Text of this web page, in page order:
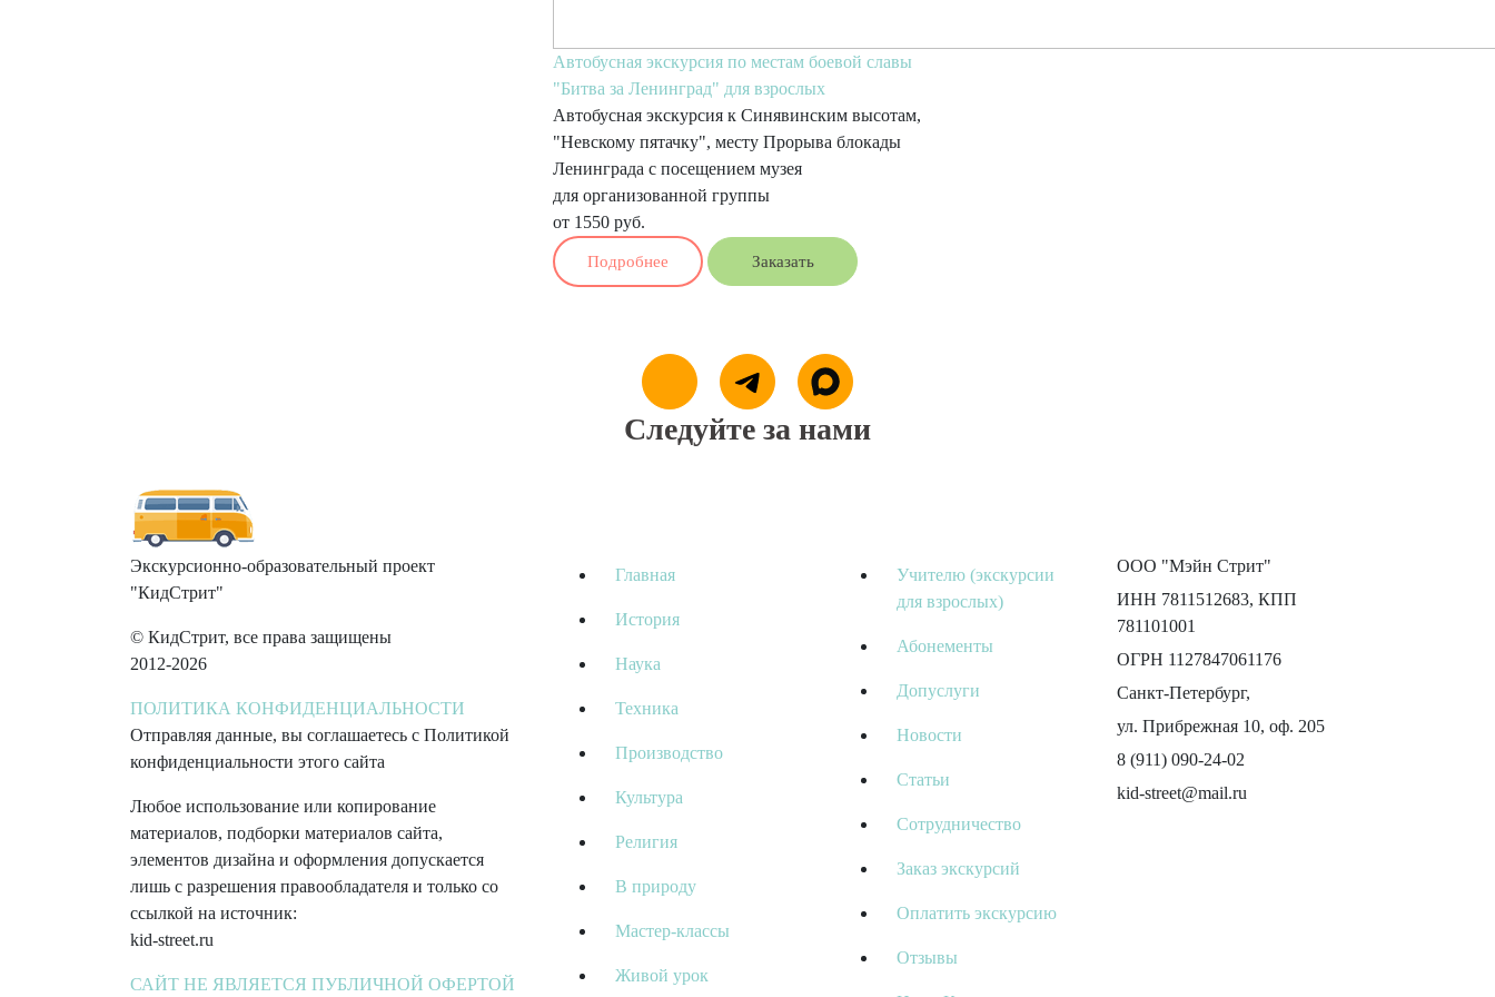
Автобусная экскурсия по местам боевой славы
"Битва за Ленинград" для взрослых
Автобусная экскурсия к Синявинским высотам,
"Невскому пятачку", месту Прорыва блокады
Ленинграда с посещением музея
для организованной группы
от 1550 руб.
Подробнее Заказать
Следуйте за нами
Экскурсионно-образовательный проект
"КидСтрит"
© КидСтрит, все права защищены
2012-2026
ПОЛИТИКА КОНФИДЕНЦИАЛЬНОСТИ
Отправляя данные, вы соглашаетесь с Политикой
конфиденциальности этого сайта
Любое использование или копирование
материалов, подборки материалов сайта,
элементов дизайна и оформления допускается
лишь с разрешения правообладателя и только со
ссылкой на источник:
kid-street.ru
САЙТ НЕ ЯВЛЯЕТСЯ ПУБЛИЧНОЙ ОФЕРТОЙ
Главная
История
Наука
Техника
Производство
Культура
Религия
В природу
Мастер-классы
Живой урок
Учителю (экскурсии
для взрослых)
Абонементы
Допуслуги
Новости
Статьи
Сотрудничество
Заказ экскурсий
Оплатить экскурсию
Отзывы
ООО "Мэйн Стрит"
ИНН 7811512683, КПП
781101001
ОГРН 1127847061176
Санкт-Петербург,
ул. Прибрежная 10, оф. 205
8 (911) 090-24-02
kid-street@mail.ru